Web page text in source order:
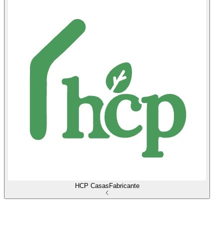
HCP CasasFabricante